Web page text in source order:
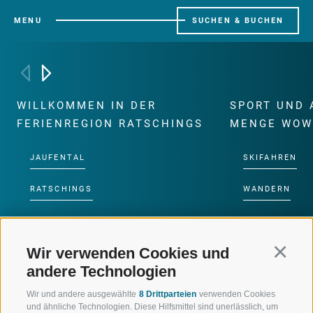
Wir verwenden Cookies und
andere Technologien
Wir und andere ausgewählte 8 Drittparteien verwenden Cookies
und ähnliche Technologien. Diese Hilfsmittel sind unerlässlich, um
MENU SUCHEN & BUCHEN
WILLKOMMEN IN DER
FERIENREGION RATSCHINGS
JAUFENTAL
RATSCHINGS
RIDNAUNTAL
BERGBAHNEN
SKISCHULE RATSCHINGS
SPORT UND
MENGE
SKIFAHREN
WANDERN
HOCHALPINE